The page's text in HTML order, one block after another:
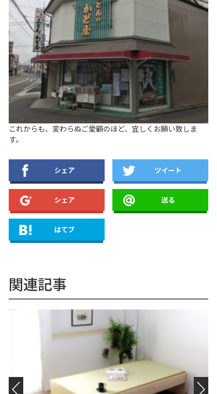
お問い合わせ
これからも、変わらぬご愛顧のほど、宜しくお願い致しま
す。
シェア ツイート
シェア 送る
はてブ
関連記事